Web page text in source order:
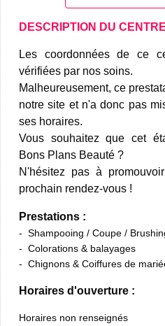
DESCRIPTION DU
Les coordonnées de ce
vérifiées par nos soins.
Malheureusement, ce
notre site et n'a donc pas
ses horaires.
Vous souhaitez que cet
Bons Plans Beauté ?
N'hésitez pas à
prochain rendez-vous !
Prestations :
Shampooing / Coupe /
Colorations & balayages
Chignons & Coiffures de
Horaires d'ouverture :
Horaires non renseignés